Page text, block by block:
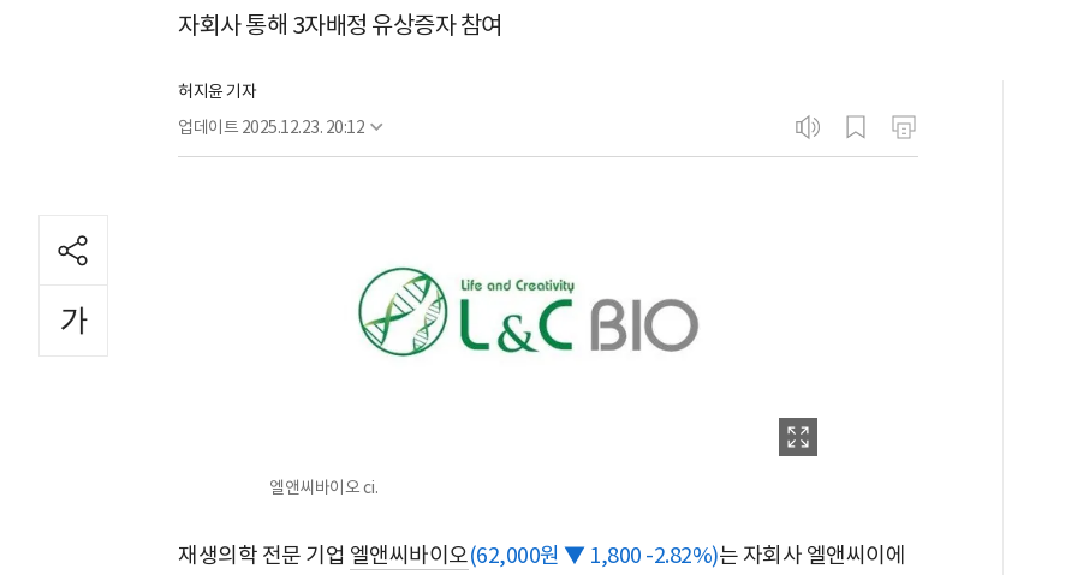
자회사 통해 3자배정 유상증자 참여
허지윤 기자
업데이트 2025.12.23. 20:12
엘앤씨바이오 ci.
재생의학 전문 기업 엘앤씨바이오(62,000원 ▼ 1,800 -2.82%)는 자회사 엘앤씨이에